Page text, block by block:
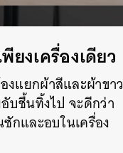
งเครื่องเดียว
งแยกผ้าสีและผ้าขาว
บชื้นทิ้งไป จะดีกว่า
กและอบในเครื่อง